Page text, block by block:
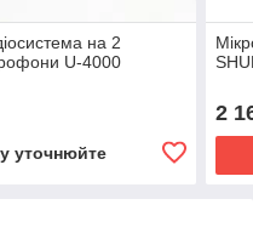
на 2
U-4000
уточнюйте
2